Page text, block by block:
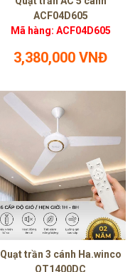
ACF04D605
Mã hàng: ACF04D605
3,380,000 VNĐ
Quạt trần 3 cánh Ha.winco
QT1400DC